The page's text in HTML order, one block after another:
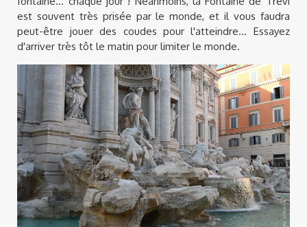
est souvent très prisée par le monde, et il vous faudra
peut-être jouer des coudes pour l'atteindre... Essayez
d'arriver très tôt le matin pour limiter le monde.